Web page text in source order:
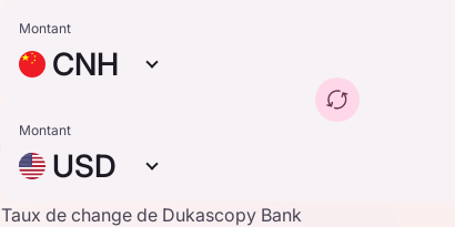
Montant
CNH
Montant
USD
Taux de change de Dukascopy Bank